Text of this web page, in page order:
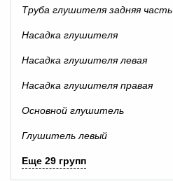
Труба глушителя задняя часть
Насадка глушителя
Насадка глушителя левая
Насадка глушителя правая
Основной глушитель
Глушитель левый
Еще 29 групп